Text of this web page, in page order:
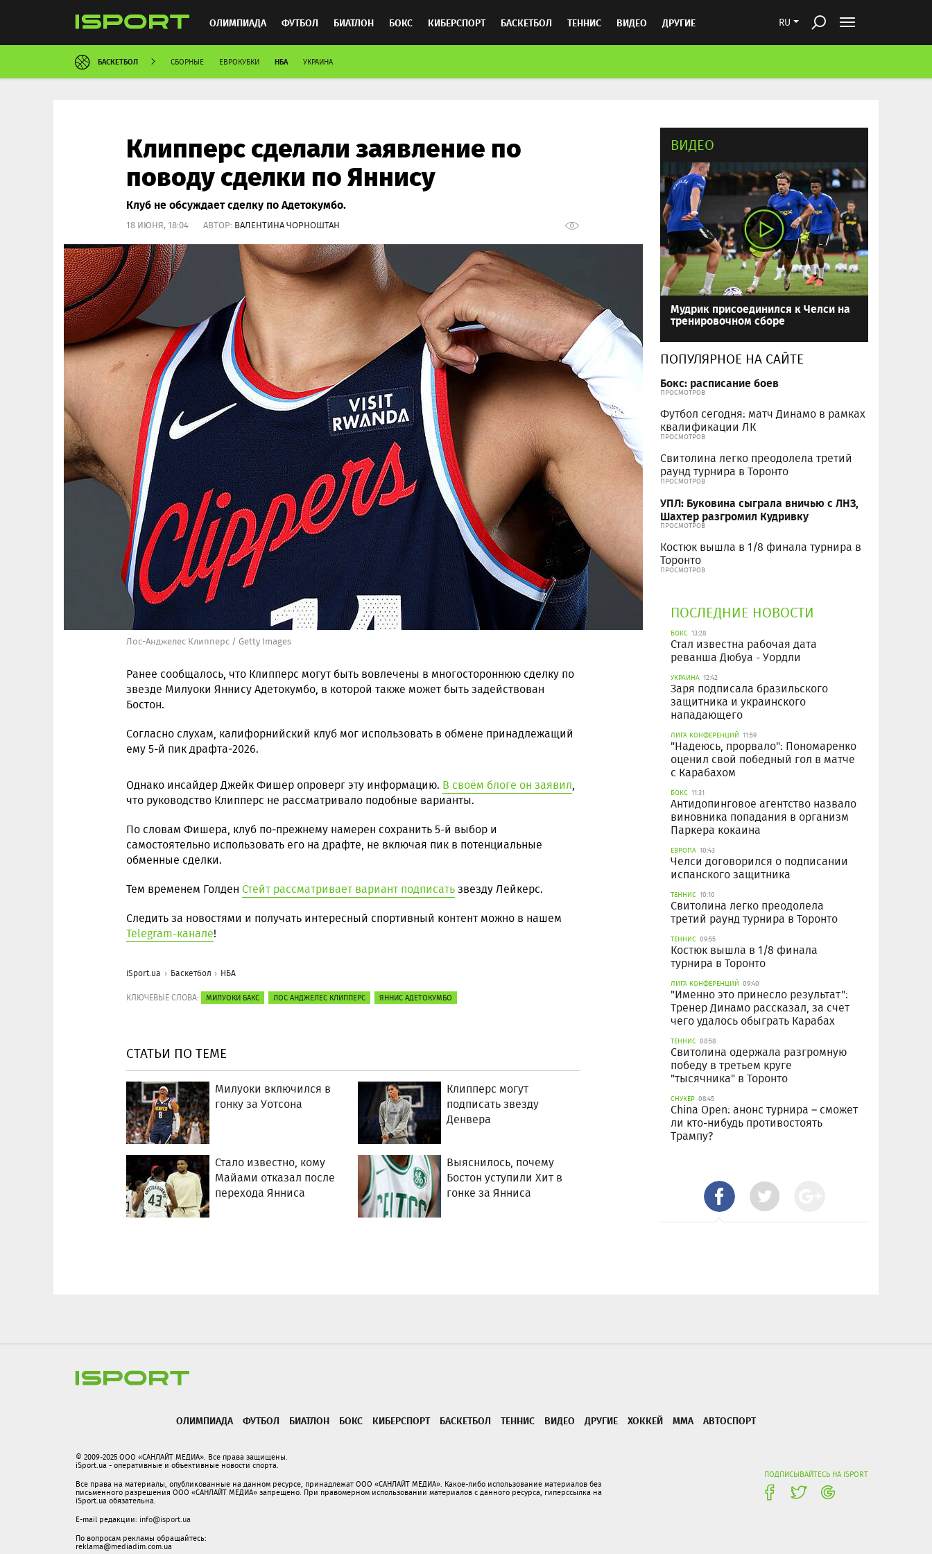
RU
ОЛИМПИАДА ФУТБОЛ БИАТЛОН БОКС КИБЕРСПОРТ БАСКЕТБОЛ ТЕННИС ВИДЕО ДРУГИЕ
ХОККЕЙ ММА АВТОСПОРТ
БАСКЕТБОЛ СБОРНЫЕ ЕВРОКУБКИ НБА УКРАИНА
Клипперс сделали заявление по
поводу сделки по Яннису
Клуб не обсуждает сделку по Адетокумбо.
18 ИЮНЯ, 18:04 АВТОР: ВАЛЕНТИНА ЧОРНОШТАН
Лос-Анджелес Клипперс / Getty Images
Ранее сообщалось, что Клипперс могут быть вовлечены в многостороннюю сделку по
звезде Милуоки Яннису Адетокумбо, в которой также может быть задействован
Бостон.
Согласно слухам, калифорнийский клуб мог использовать в обмене принадлежащий
ему 5-й пик драфта‑2026.
Однако инсайдер Джейк Фишер опроверг эту информацию. В своём блоге он заявил,
что руководство Клипперс не рассматривало подобные варианты.
По словам Фишера, клуб по‑прежнему намерен сохранить 5-й выбор и
самостоятельно использовать его на драфте, не включая пик в потенциальные
обменные сделки.
Тем временем Голден Стейт рассматривает вариант подписатьзвезду Лейкерс.
Следить за новостями и получать интересный спортивный контент можно в нашем
Telegram-канале!
iSport.ua Баскетбол НБА
КЛЮЧЕВЫЕ СЛОВА: МИЛУОКИ БАКС ЛОС АНДЖЕЛЕС КЛИППЕРС ЯННИС АДЕТОКУМБО
СТАТЬИ ПО ТЕМЕ
Милуоки включился в
гонку за Уотсона
Клипперс могут
подписать звезду
Денвера
Стало известно, кому
Майами отказал после
перехода Янниса
Выяснилось, почему
Бостон уступили Хит в
гонке за Янниса
ВИДЕО
Мудрик присоединился к Челси на
тренировочном сборе
ПОПУЛЯРНОЕ НА САЙТЕ
Бокс: расписание боев
ПРОСМОТРОВ
Футбол сегодня: матч Динамо в рамках
квалификации ЛК
ПРОСМОТРОВ
Свитолина легко преодолела третий
раунд турнира в Торонто
ПРОСМОТРОВ
УПЛ: Буковина сыграла вничью с ЛНЗ,
Шахтер разгромил Кудривку
ПРОСМОТРОВ
Костюк вышла в 1/8 финала турнира в
Торонто
ПРОСМОТРОВ
ПОСЛЕДНИЕ НОВОСТИ
БОКС 13:28
Стал известна рабочая дата
реванша Дюбуа - Уордли
УКРАИНА 12:42
Заря подписала бразильского
защитника и украинского
нападающего
ЛИГА КОНФЕРЕНЦИЙ 11:59
"Надеюсь, прорвало": Пономаренко
оценил свой победный гол в матче
с Карабахом
БОКС 11:31
Антидопинговое агентство назвало
виновника попадания в организм
Паркера кокаина
ЕВРОПА 10:43
Челси договорился о подписании
испанского защитника
ТЕННИС 10:10
Свитолина легко преодолела
третий раунд турнира в Торонто
ТЕННИС 09:55
Костюк вышла в 1/8 финала
турнира в Торонто
ЛИГА КОНФЕРЕНЦИЙ 09:40
"Именно это принесло результат":
Тренер Динамо рассказал, за счет
чего удалось обыграть Карабах
ТЕННИС 08:58
Свитолина одержала разгромную
победу в третьем круге
"тысячника" в Торонто
СНУКЕР 08:45
China Open: анонс турнира – сможет
ли кто-нибудь противостоять
Трампу?
ОЛИМПИАДА ФУТБОЛ БИАТЛОН БОКС КИБЕРСПОРТ БАСКЕТБОЛ ТЕННИС ВИДЕО ДРУГИЕ ХОККЕЙ ММА АВТОСПОРТ
ПОДПИСЫВАЙТЕСЬ НА ISPORT
© 2009-2025 ООО «САНЛАЙТ МЕДИА». Все права защищены.
iSport.ua - оперативные и объективные новости спорта.
Все права на материалы, опубликованные на данном ресурсе, принадлежат ООО «САНЛАЙТ МЕДИА». Какое-либо использование материалов без
письменного разрешения ООО «САНЛАЙТ МЕДИА» запрещено. При правомерном использовании материалов с данного ресурса, гиперссылка на
iSport.ua обязательна.
E-mail редакции: info@isport.ua
По вопросам рекламы обращайтесь:
reklama@mediadim.com.ua